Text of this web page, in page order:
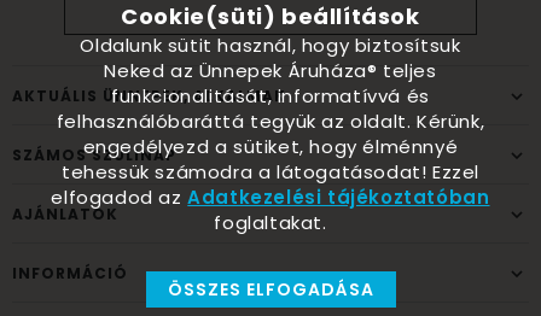
AKTUÁLIS ÜNNEPEK, ALKALMAK
SZÁMOS SZÜLINAP
AJÁNLATOK
INFORMÁCIÓ
Cookie(süti) beállítások
Oldalunk sütit használ, hogy biztosítsuk
Neked az Ünnepek Áruháza® teljes
funkcionalitását, informatívvá és
felhasználóbaráttá tegyük az oldalt. Kérünk,
engedélyezd a sütiket, hogy élménnyé
tehessük számodra a látogatásodat! Ezzel
elfogadod azAdatkezelési tájékoztatóban
foglaltakat.
ÖSSZES ELFOGADÁSA